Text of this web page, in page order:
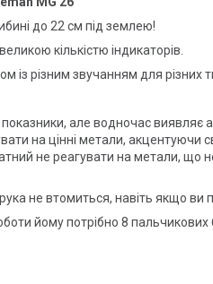
до 22 см під землею!
кількістю індикаторів.
із різним звучанням для різних
але водночас
на цінні метали, акцентуючи
не реагувати на метали, що
не втомиться, навіть якщо
йому потрібно 8 пальчикових